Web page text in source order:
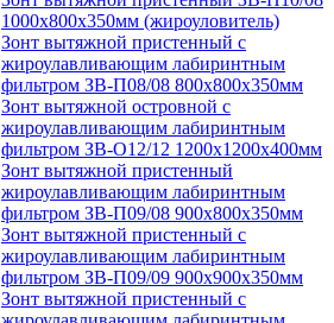
1000х800х350мм (жироуловитель)
Зонт вытяжной пристенный с
жироулавливающим лабиринтным
фильтром ЗВ-П08/08 800х800х350мм
Зонт вытяжной островной с
жироулавливающим лабиринтным
фильтром ЗВ-О12/12 1200х1200х400мм
Зонт вытяжной пристенный
жироулавливающим лабиринтным
фильтром ЗВ-П09/08 900х800х350мм
Зонт вытяжной пристенный с
жироулавливающим лабиринтным
фильтром ЗВ-П09/09 900х900х350мм
Зонт вытяжной пристенный с